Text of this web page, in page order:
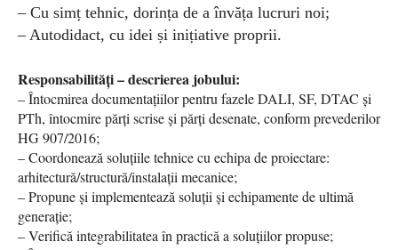
– Cu simț tehnic, dorința de a învăța lucruri noi;
– Autodidact, cu idei și inițiative proprii.
Responsabilități – descrierea jobului:
– Întocmirea documentațiilor pentru fazele DALI, SF, DTAC și
PTh, întocmire părți scrise și părți desenate, conform prevederilor
HG 907/2016;
– Coordonează soluțiile tehnice cu echipa de proiectare:
arhitectură/structură/instalații mecanice;
– Propune și implementează soluții și echipamente de ultimă
generație;
– Verifică integrabilitatea în practică a soluțiilor propuse;